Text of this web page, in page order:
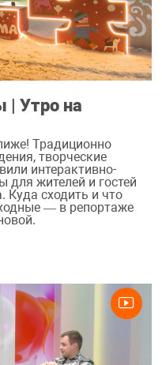
| Утро на
Традиционно
творческие
интерактивно-
для жителей и гостей
Куда сходить и что
— в репортаже